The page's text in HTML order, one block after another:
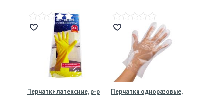
Перчатки латексные, р-р
Перчатки одноразовые,